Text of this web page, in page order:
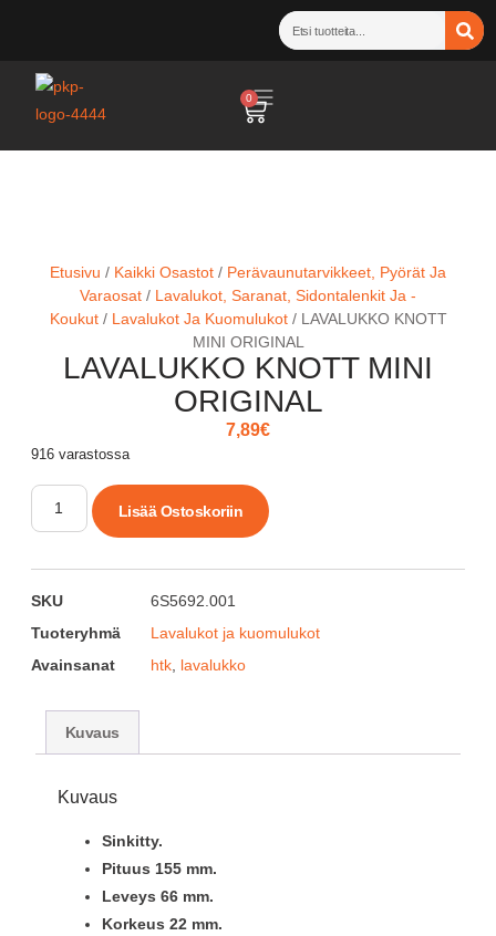
0
Etusivu / Kaikki Osastot / Perävaunutarvikkeet, Pyörät Ja
Varaosat / Lavalukot, Saranat, Sidontalenkit Ja -
Koukut/ Lavalukot Ja Kuomulukot/ LAVALUKKO KNOTT
MINI ORIGINAL
LAVALUKKO KNOTT MINI
ORIGINAL
7,89€
916 varastossa
Lisää Ostoskoriin
SKU
6S5692.001
Tuoteryhmä
Lavalukot ja kuomulukot
Avainsanat
htk lavalukko
Kuvaus
Kuvaus
Sinkitty.
Pituus 155 mm.
Leveys 66 mm.
Korkeus 22 mm.